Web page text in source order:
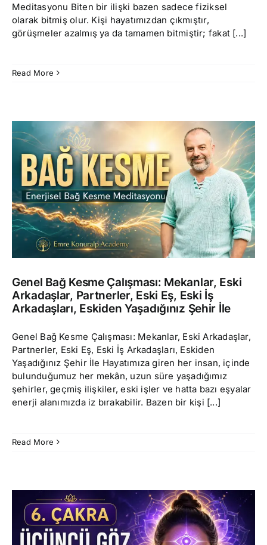
Meditasyonu Biten bir ilişki bazen sadece fiziksel
olarak bitmiş olur. Kişi hayatımızdan çıkmıştır,
görüşmeler azalmış ya da tamamen bitmiştir; fakat [...]
Read More
Genel Bağ Kesme Çalışması: Mekanlar, Eski
Arkadaşlar, Partnerler, Eski Eş, Eski İş
Arkadaşları, Eskiden Yaşadığınız Şehir İle
Genel Bağ Kesme Çalışması: Mekanlar, Eski Arkadaşlar,
Partnerler, Eski Eş, Eski İş Arkadaşları, Eskiden
Yaşadığınız Şehir İle Hayatımıza giren her insan, içinde
bulunduğumuz her mekân, uzun süre yaşadığımız
şehirler, geçmiş ilişkiler, eski işler ve hatta bazı eşyalar
enerji alanımızda iz bırakabilir. Bazen bir kişi [...]
Read More